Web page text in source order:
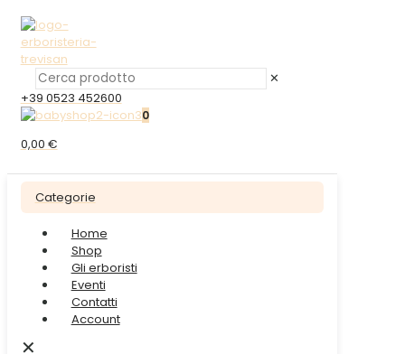
✕
+39 0523 452600
0
0,00 €
Categorie
Home
Shop
Gli erboristi
Eventi
Contatti
Account
✕